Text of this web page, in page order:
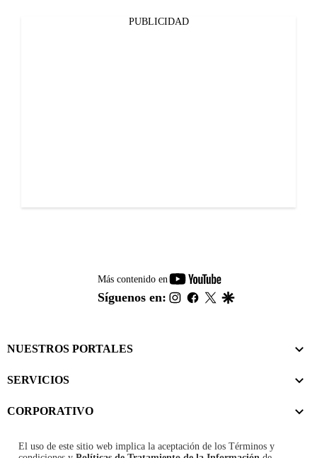
PUBLICIDAD
Más contenido en
youtube-
footer
Síguenos en: instagram
facebook
twitter
NUESTROS PORTALES
SERVICIOS
CORPORATIVO
El uso de este sitio web implica la aceptación de los Términos y